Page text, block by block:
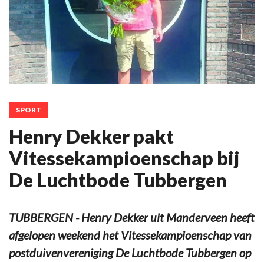
SPORT
Henry Dekker pakt
Vitessekampioenschap bij
De Luchtbode Tubbergen
TUBBERGEN - Henry Dekker uit Manderveen heeft
afgelopen weekend het Vitessekampioenschap van
postduivenvereniging De Luchtbode Tubbergen op